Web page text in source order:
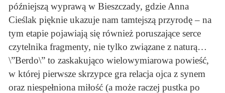
późniejszą wyprawą w Bieszczady, gdzie Anna
Cieślak pięknie ukazuje nam tamtejszą przyrodę – na
tym etapie pojawiają się również poruszające serce
czytelnika fragmenty, nie tylko związane z naturą…
\”Berdo\” to zaskakująco wielowymiarowa powieść,
w której pierwsze skrzypce gra relacja ojca z synem
oraz niespełniona miłość (a może raczej pustka po